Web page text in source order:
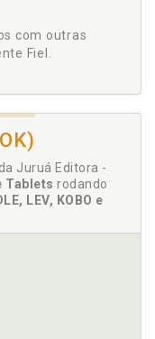
com outras
Fiel.
Juruá Editora -
Tablets rodando
LEV, KOBO e